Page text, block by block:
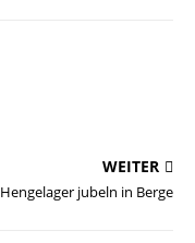
WEITER
Hengelager jubeln in Berge